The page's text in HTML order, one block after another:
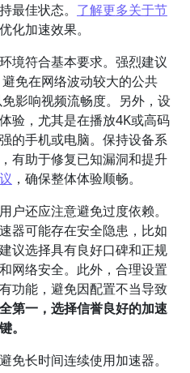
最佳状态。 了解更多关于节
化加速效果。
境符合基本要求。强烈建议
免在网络波动较大的公共
影响视频流畅度。另外，设
验，尤其是在播放4K或高码
的手机或电脑。保持设备系
有助于修复已知漏洞和提升
，确保整体体验顺畅。
户还应注意避免过度依赖。
器可能存在安全隐患，比如
议选择具有良好口碑和正规
网络安全。此外，合理设置
功能，避免因配置不当导致
第一，选择信誉良好的加速
。
免长时间连续使用加速器。